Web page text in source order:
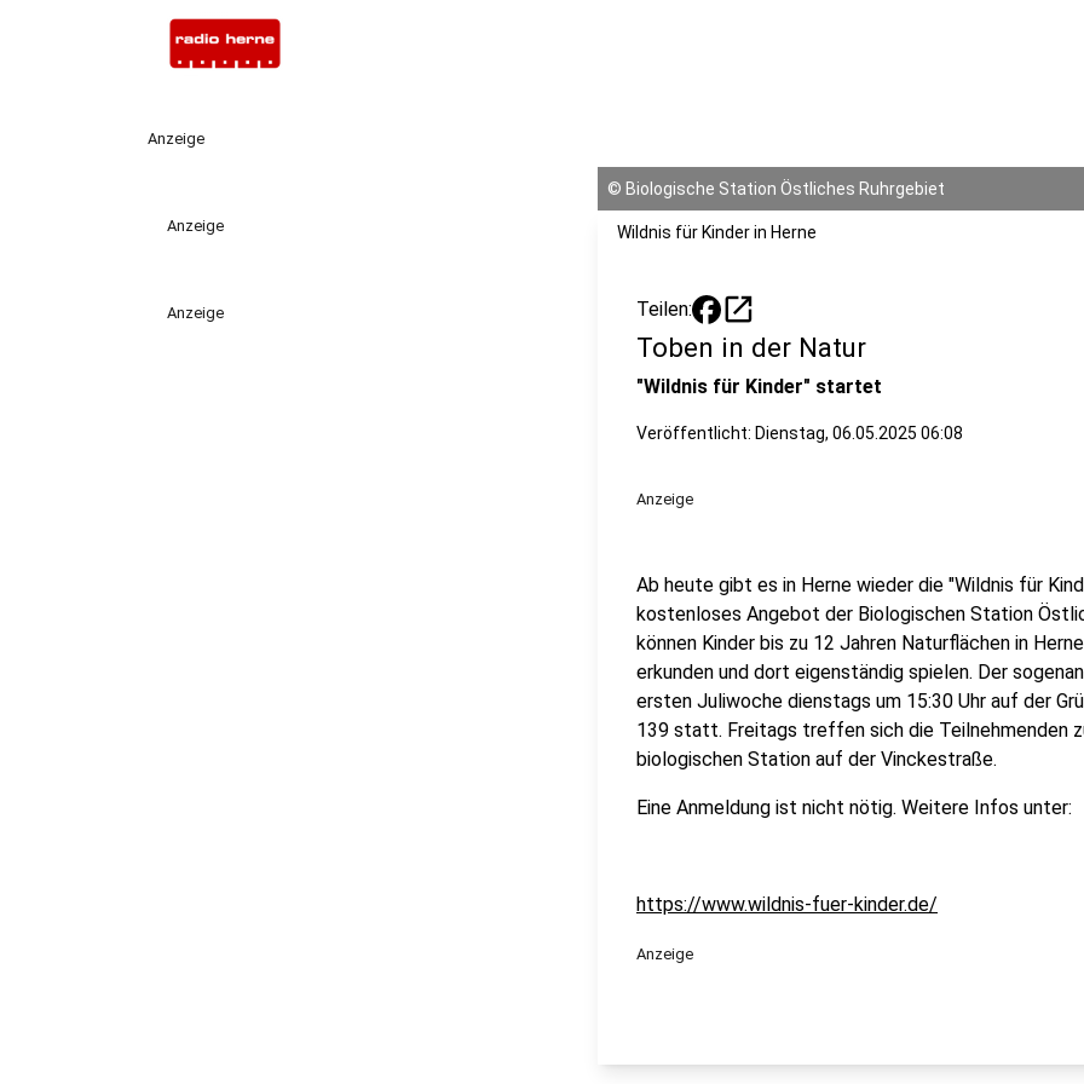
Anzeige
Anzeige
Anzeige
© Biologische Station Östliches Ruhrgebiet
Wildnis für Kinder in Herne
Teilen: open_in_new
Toben in der Natur
"Wildnis für Kinder" startet
Veröffentlicht: Dienstag, 06.05.2025 06:08
Anzeige
Ab heute gibt es in Herne wieder die "Wildnis für
kostenloses Angebot der Biologischen Station
können Kinder bis zu 12 Jahren Naturflächen in
erkunden und dort eigenständig spielen. Der
ersten Juliwoche dienstags um 15:30 Uhr auf der
139 statt. Freitags treffen sich die Teilnehmenden
biologischen Station auf der Vinckestraße.
Eine Anmeldung ist nicht nötig. Weitere Infos unter:
https://www.wildnis-fuer-kinder.de/
Anzeige